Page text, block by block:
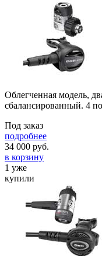
Облегченная модель,
сбалансированный. 4
Под заказ
подробнее
34 000 руб.
в корзину
1 уже
купили